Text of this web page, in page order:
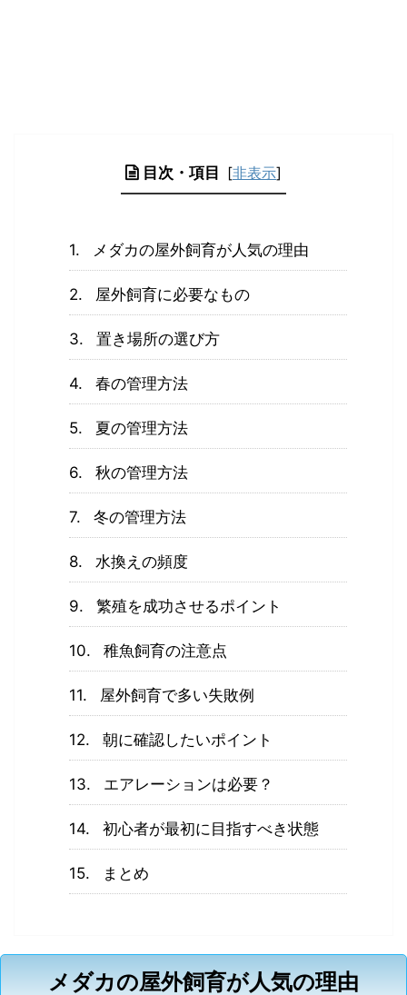
目次・項目 [非表示]
メダカの屋外飼育が人気の理由
屋外飼育に必要なもの
置き場所の選び方
春の管理方法
夏の管理方法
秋の管理方法
冬の管理方法
水換えの頻度
繁殖を成功させるポイント
稚魚飼育の注意点
屋外飼育で多い失敗例
朝に確認したいポイント
エアレーションは必要？
初心者が最初に目指すべき状態
まとめ
メダカの屋外飼育が人気の理由